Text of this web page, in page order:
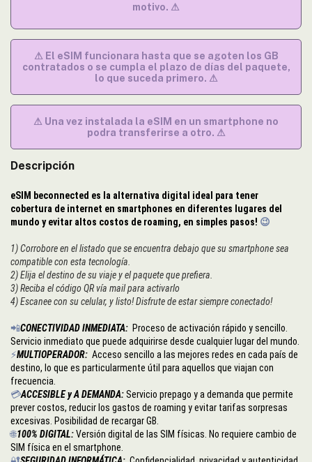
motivo. ⚠
⚠ El eSIM funcionara hasta que se agoten los GB
contratados o se cumpla el plazo de días del paquete,
lo que suceda primero. ⚠
⚠ Una vez instalada la eSIM en un smartphone no
podra transferirse a otro. ⚠
Descripción
eSIM beconnected es la alternativa digital ideal para tener
cobertura de internet en smartphones en diferentes lugares del
mundo y evitar altos costos de roaming, en simples pasos! 😉
1) Corrobore en el listado que se encuentra debajo que su smartphone sea
compatible con esta tecnología.
2) Elija el destino de su viaje y el paquete que prefiera.
3) Reciba el código QR vía mail para activarlo
4) Escanee con su celular, y listo! Disfrute de estar siempre conectado!
📲CONECTIVIDAD INMEDIATA: Proceso de activación rápido y sencillo.
Servicio inmediato que puede adquirirse desde cualquier lugar del mundo.
⚡MULTIOPERADOR: Acceso sencillo a las mejores redes en cada país de
destino, lo que es particularmente útil para aquellos que viajan con
frecuencia.
💳ACCESIBLE yA DEMANDA:Servicio prepago y a demanda que permite
prever costos, reducir los gastos de roaming y evitar tarifas sorpresas
excesivas. Posibilidad de recargar GB.
🌐100% DIGITAL:Versión digital de las SIM físicas. No requiere cambio de
SIM física en el smartphone.